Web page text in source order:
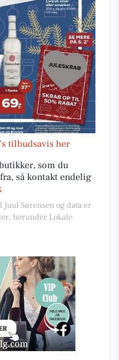
tilbudsavis her
som du
så kontakt endelig
Sørensen og data er
herunder Lokale